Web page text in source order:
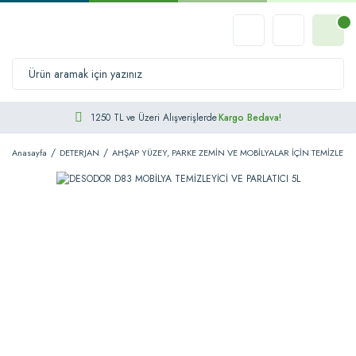
1250 TL ve Üzeri AlışverişlerdeKargo Bedava!
Anasayfa DETERJAN AHŞAP YÜZEY, PARKE ZEMİN VE MOBİLYALAR İÇİN